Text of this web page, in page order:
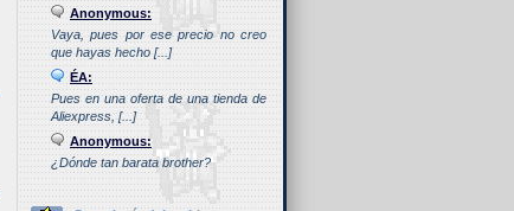
Anonymous:
Vaya, pues por ese precio no creo
que hayas hecho [...]
ÉA:
Pues en una oferta de una tienda de
Aliexpress, [...]
Anonymous:
¿Dónde tan barata brother?